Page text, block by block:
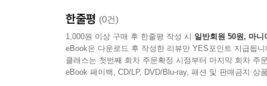
한줄평 (0건)
1,000원 이상 구매 후 한줄평 작성 시 일반회원 50원, 마니
eBook은 다운로드 후 작성한 리뷰만 YES포인트 지급됩니
클래스는 첫번째 회차 주문확정 시점부터 마지막 회차 주
eBook 페이백, CD/LP, DVD/Blu-ray, 패션 및 판매금지 상